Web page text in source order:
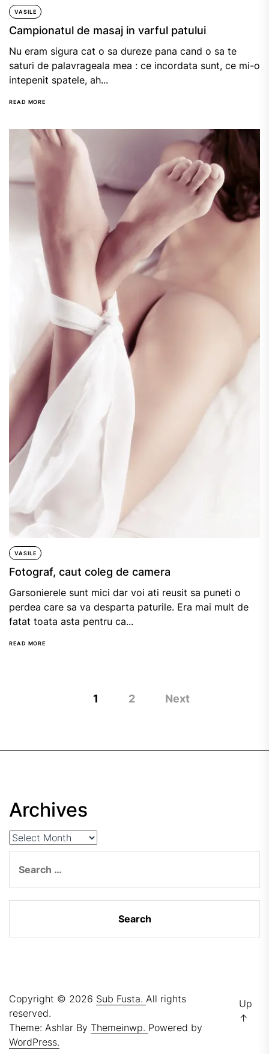
VASILE
Campionatul de masaj in varful patului
Nu eram sigura cat o sa dureze pana cand o sa te
saturi de palavrageala mea : ce incordata sunt, ce mi-o
intepenit spatele, ah...
READ MORE
VASILE
Fotograf, caut coleg de camera
Garsonierele sunt mici dar voi ati reusit sa puneti o
perdea care sa va desparta paturile. Era mai mult de
fatat toata asta pentru ca...
READ MORE
1 2 Next
Archives
Archives
for:
Copyright © 2026 Sub Fusta. All rights
reserved.
Theme: Ashlar By Themeinwp. Powered by
WordPress.
Up
↑